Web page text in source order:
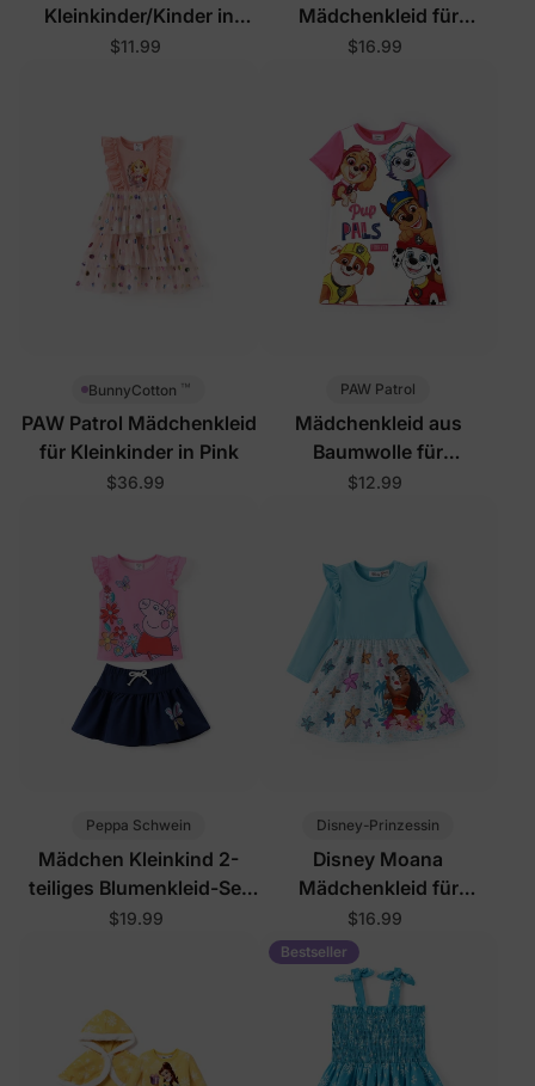
Kleinkinder/Kinder in
Rosa und Weiß
$11.99
Mädchenkleid für
Kleinkinder in Helllila
$16.99
BunnyCotton ™
PAW Patrol Mädchenkleid
für Kleinkinder in Pink
$36.99
PAW Patrol
Mädchenkleid aus
Baumwolle für
Kleinkinder, Rosa Weiß
$12.99
Peppa Schwein
Mädchen Kleinkind 2-
teiliges Blumenkleid-Set
Rosa
$19.99
Disney-Prinzessin
Disney Moana
Mädchenkleid für
Kleinkinder in Türkis
$16.99
Bestseller